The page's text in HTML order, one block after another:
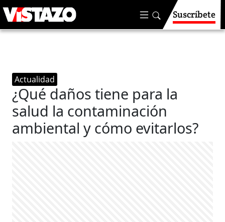
Suscríbete
Actualidad
¿Qué daños tiene para la
salud la contaminación
ambiental y cómo evitarlos?